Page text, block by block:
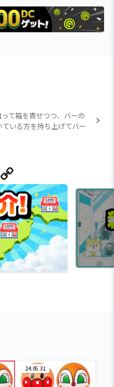
て箱を寄せつつ、バーの
いる方を持ち上げてバー
Line
24.05.31